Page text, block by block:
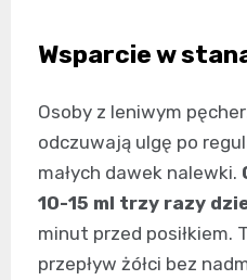
Wsparcie w
Osoby z leniwym
odczuwają ulgę po
małych dawek nalewki.
10-15 ml trzy razy
minut przed posiłkiem.
przepływ żółci bez